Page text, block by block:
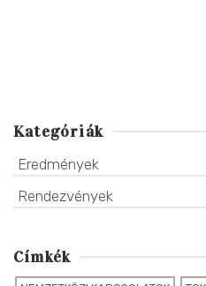
Kategóriák
Eredmények
Rendezvények
Címkék